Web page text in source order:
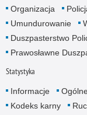
Organizacja
Umundurowanie
Duszpasterstwo
Prawosławne
Statystyka
Informacje
Kodeks karny